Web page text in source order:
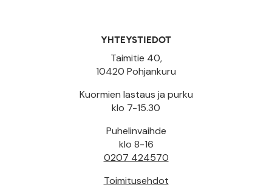
YHTEYSTIEDOT
Taimitie 40,
10420 Pohjankuru
Kuormien lastaus ja purku
klo 7-15.30
Puhelinvaihde
klo 8-16
0207 424570
Toimitusehdot